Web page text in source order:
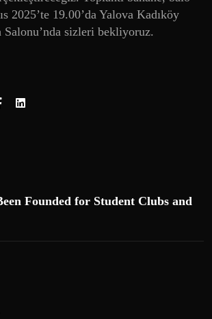
2025’te 19.00’da Yalova Kadıköy
sizleri bekliyoruz.
Founded for Student Clubs and